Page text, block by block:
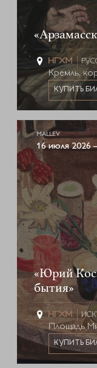
Кремль,
КУПИТЬ
MALLEV
16 июля 2026
«Юрий
бытия»
Площадь
КУПИТЬ